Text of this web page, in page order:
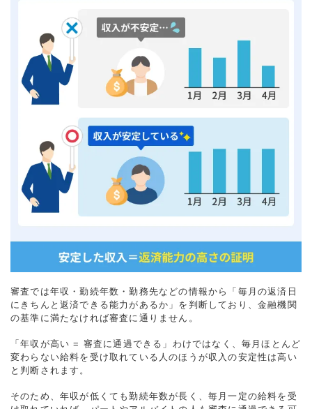
審査では年収・勤続年数・勤務先などの情報から「毎月の返済日
にきちんと返済できる能力があるか」を判断しており、金融機関
の基準に満たなければ審査に通りません。
「年収が高い = 審査に通過できる」わけではなく、毎月ほとんど
変わらない給料を受け取れている人のほうが収入の安定性は高い
と判断されます。
そのため、年収が低くても勤続年数が長く、毎月一定の給料を受